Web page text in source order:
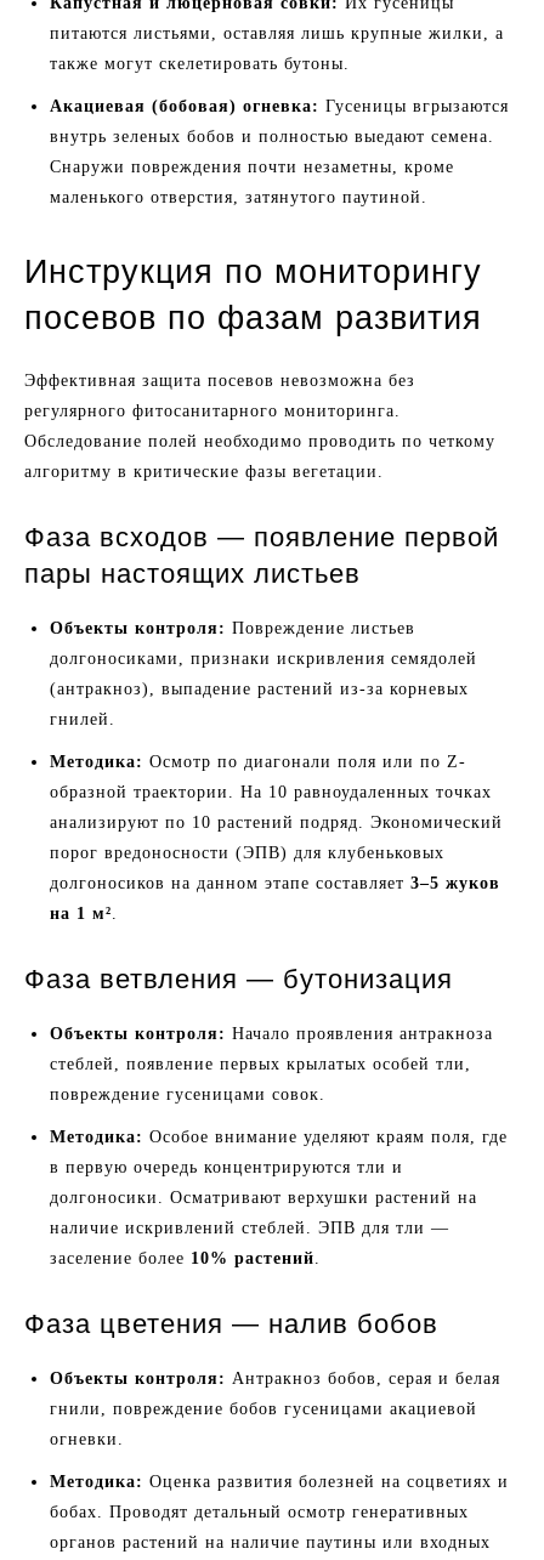
питаются листьями, оставляя лишь крупные жилки, а
также могут скелетировать бутоны.
Акациевая (бобовая) огневка: Гусеницы вгрызаются
внутрь зеленых бобов и полностью выедают семена.
Снаружи повреждения почти незаметны, кроме
маленького отверстия, затянутого паутиной.
Инструкция по мониторингу
посевов по фазам развития
Эффективная защита посевов невозможна без
регулярного фитосанитарного мониторинга.
Обследование полей необходимо проводить по четкому
алгоритму в критические фазы вегетации.
Фаза всходов — появление первой
пары настоящих листьев
Объекты контроля: Повреждение листьев
долгоносиками, признаки искривления семядолей
(антракноз), выпадение растений из-за корневых
гнилей.
Методика: Осмотр по диагонали поля или по Z-
образной траектории. На 10 равноудаленных точках
анализируют по 10 растений подряд. Экономический
порог вредоносности (ЭПВ) для клубеньковых
долгоносиков на данном этапе составляет 3–5 жуков
на 1 м².
Фаза ветвления — бутонизация
Объекты контроля: Начало проявления антракноза
стеблей, появление первых крылатых особей тли,
повреждение гусеницами совок.
Методика: Особое внимание уделяют краям поля, где
в первую очередь концентрируются тли и
долгоносики. Осматривают верхушки растений на
наличие искривлений стеблей. ЭПВ для тли —
заселение более 10% растений.
Фаза цветения — налив бобов
Объекты контроля: Антракноз бобов, серая и белая
гнили, повреждение бобов гусеницами акациевой
огневки.
Методика: Оценка развития болезней на соцветиях и
бобах. Проводят детальный осмотр генеративных
органов растений на наличие паутины или входных